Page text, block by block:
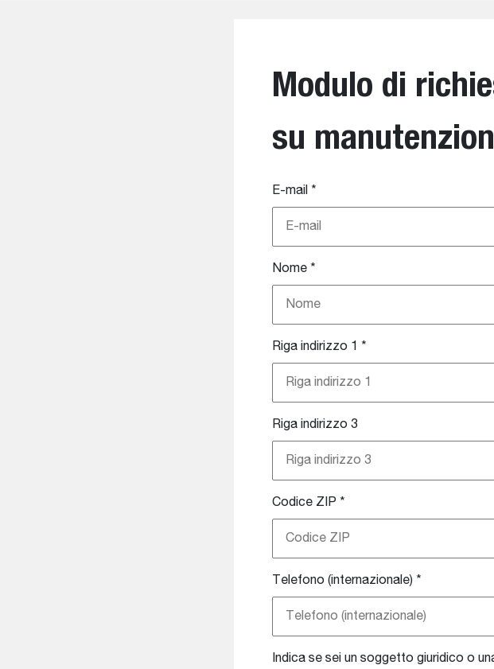
Modulo di
su
E-mail *
Nome*
Riga indirizzo 1 *
Riga indirizzo 3
Codice ZIP *
Telefono (internazionale) *
Indica se sei un soggetto giuridico o